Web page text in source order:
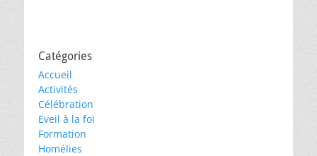
Catégories
Accueil
Activités
Célébration
Eveil à la foi
Formation
Homélies